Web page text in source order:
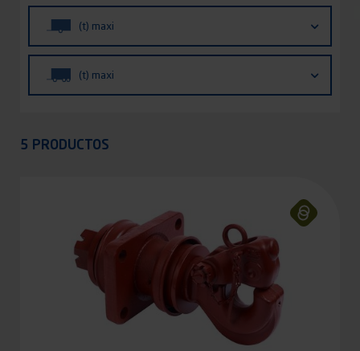
maxi
(t) maxi
maxi
(t) maxi
5 PRODUCTOS